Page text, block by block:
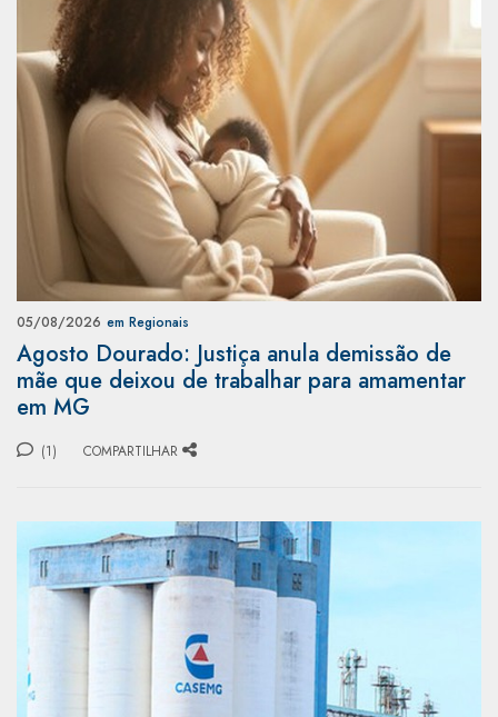
05/08/2026 em Regionais
Agosto Dourado: Justiça anula demissão de
mãe que deixou de trabalhar para amamentar
em MG
(1) COMPARTILHAR